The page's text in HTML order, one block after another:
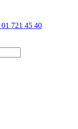
01 721 45 40